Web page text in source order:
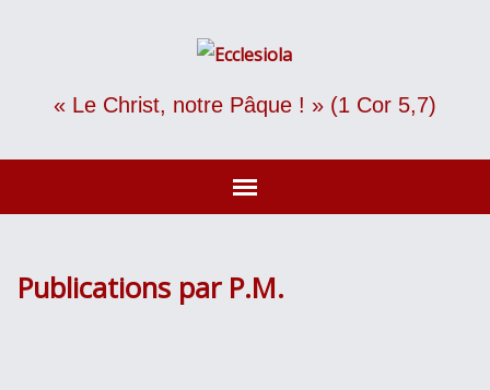
« Le Christ, notre Pâque ! » (1 Cor 5,7)
Publications par P.M.